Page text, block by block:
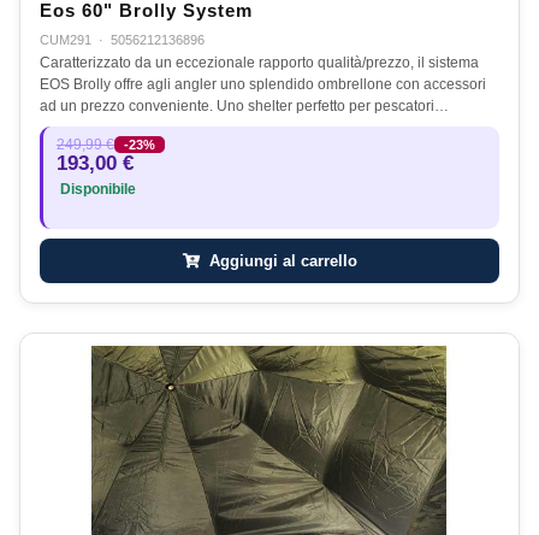
Eos 60" Brolly System
CUM291 · 5056212136896
Caratterizzato da un eccezionale rapporto qualità/prezzo, il sistema
EOS Brolly offre agli angler uno splendido ombrellone con accessori
ad un prezzo conveniente. Uno shelter perfetto per pescatori…
249,99 € -23%
193,00 €
Disponibile
Aggiungi al carrello